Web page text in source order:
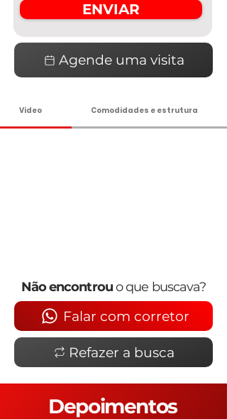
ENVIAR
Agende uma visita
Vídeo Comodidades e estrutura
Não encontrouo que buscava?
Falar com corretor
Refazer a busca
Depoimentos